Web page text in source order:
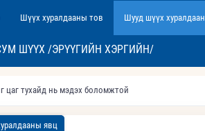
Шүүх хуралдааны тов Шууд шүүх хуралдаан
ШҮҮХ /ЭРҮҮГИЙН ХЭРГИЙН/
цаг тухайд нь мэдэх боломжтой
явц